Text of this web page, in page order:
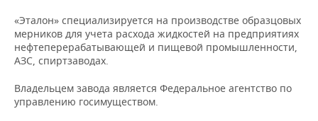
КОМУ ПРИНАДЛЕЖАТ
ТОРГОВЫЕ ЦЕНТРЫ
ТАТАРСТАНА
БЮДЖЕТ
ИНВЕСТИЦИИ
АГРОПРОМ
МАШИНОСТРОЕНИЕ
НОВОСТИ АВТО
БИЗНЕС
НОВОСТИ БИЗНЕСА
РОЗНИЧНАЯ ТОРГОВЛЯ
ТЕХНОЛОГИИ
НОВОСТИ ТЕХНОЛОГИЙ
МЕРОПРИЯТИЯ
«Эталон» специализируется на производстве образцовых
мерников для учета расхода жидкостей на предприятиях
нефтеперерабатывающей и пищевой промышленности,
АЗС, спиртзаводах.
Владельцем завода является Федеральное агентство по
управлению госимуществом.